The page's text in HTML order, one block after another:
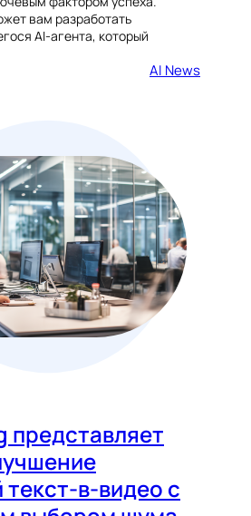
вам разработать
AI-агента, который
AI News
представляет
в-видео с